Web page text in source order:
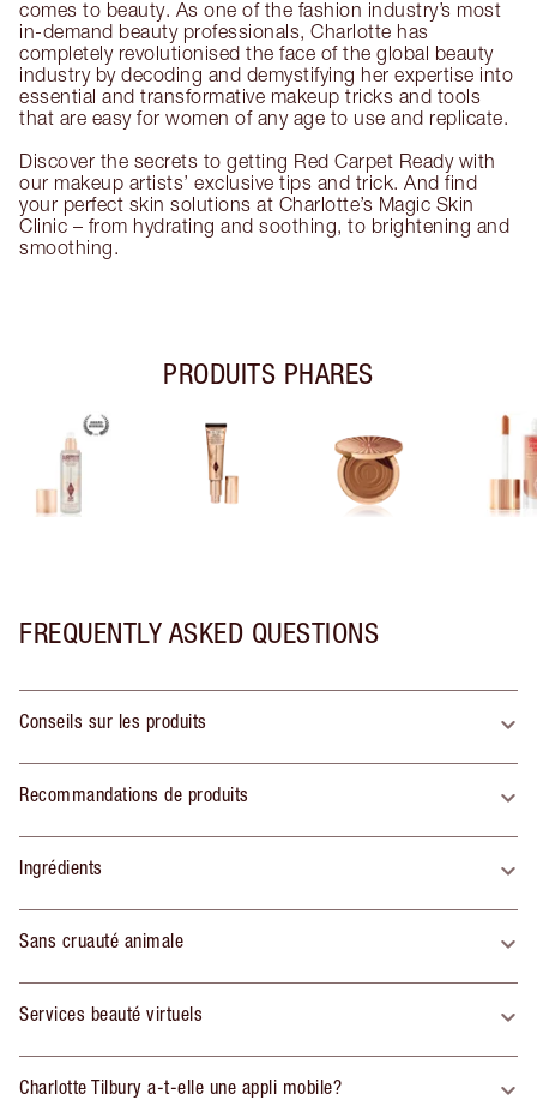
comes to beauty. As one of the fashion industry’s most
in-demand beauty professionals, Charlotte has
completely revolutionised the face of the global beauty
industry by decoding and demystifying her expertise into
essential and transformative makeup tricks and tools
that are easy for women of any age to use and replicate.
Discover the secrets to getting Red Carpet Ready with
our makeup artists’ exclusive tips and trick. And find
your perfect skin solutions at Charlotte’s Magic Skin
Clinic – from hydrating and soothing, to brightening and
smoothing.
PRODUITS PHARES
FREQUENTLY ASKED QUESTIONS
Conseils sur les produits
Recommandations de produits
Ingrédients
Sans cruauté animale
Services beauté virtuels
Charlotte Tilbury a-t-elle une appli mobile?